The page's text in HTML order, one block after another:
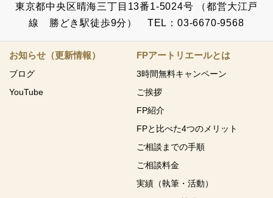
東京都中央区晴海三丁目13番1-5024号 （都営大江戸
線 勝どき駅徒歩9分） TEL：03-6670-9568
お知らせ（更新情報）
ブログ
YouTube
FPアートリエールとは
3時間無料キャンペーン
ご挨拶
FP紹介
FPと比べた4つのメリット
ご相談までの手順
ご相談料金
実績（執筆・活動）